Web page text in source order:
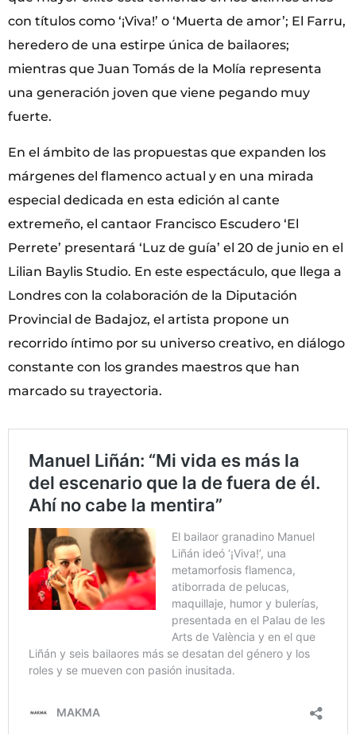
con títulos como ‘¡Viva!’ o ‘Muerta de amor’; El Farru,
heredero de una estirpe única de bailaores;
mientras que Juan Tomás de la Molía representa
una generación joven que viene pegando muy
fuerte.
En el ámbito de las propuestas que expanden los
márgenes del flamenco actual y en una mirada
especial dedicada en esta edición al cante
extremeño, el cantaor Francisco Escudero ‘El
Perrete’ presentará ‘Luz de guía’ el 20 de junio en el
Lilian Baylis Studio. En este espectáculo, que llega a
Londres con la colaboración de la Diputación
Provincial de Badajoz, el artista propone un
recorrido íntimo por su universo creativo, en diálogo
constante con los grandes maestros que han
marcado su trayectoria.